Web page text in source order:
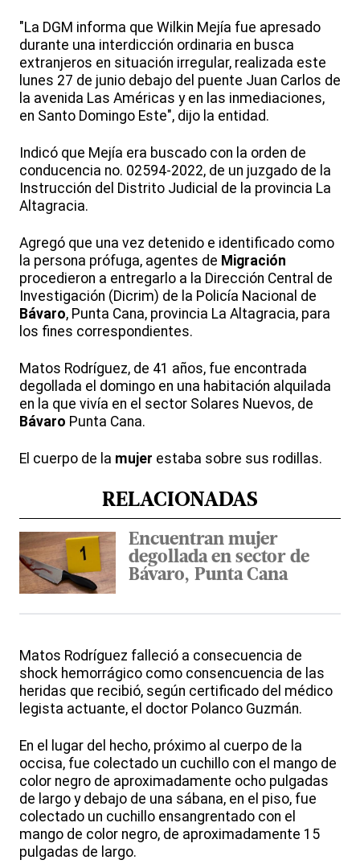
"La DGM informa que Wilkin Mejía fue apresado
durante una interdicción ordinaria en busca
extranjeros en situación irregular, realizada este
lunes 27 de junio debajo del puente Juan Carlos de
la avenida Las Américas y en las inmediaciones,
en Santo Domingo Este", dijo la entidad.
Indicó que Mejía era buscado con la orden de
conducencia no. 02594-2022, de un juzgado de la
Instrucción del Distrito Judicial de la provincia La
Altagracia.
Agregó que una vez detenido e identificado como
la persona prófuga, agentes de Migración
procedieron a entregarlo a la Dirección Central de
Investigación (Dicrim) de la Policía Nacional de
Bávaro, Punta Cana, provincia La Altagracia, para
los fines correspondientes.
Matos Rodríguez, de 41 años, fue encontrada
degollada el domingo en una habitación alquilada
en la que vivía en el sector Solares Nuevos, de
Bávaro Punta Cana.
El cuerpo de la mujer estaba sobre sus rodillas.
RELACIONADAS
Encuentran mujer
degollada en sector de
Bávaro, Punta Cana
Matos Rodríguez falleció a consecuencia de
shock hemorrágico como consencuencia de las
heridas que recibió, según certificado del médico
legista actuante, el doctor Polanco Guzmán.
En el lugar del hecho, próximo al cuerpo de la
occisa, fue colectado un cuchillo con el mango de
color negro de aproximadamente ocho pulgadas
de largo y debajo de una sábana, en el piso, fue
colectado un cuchillo ensangrentado con el
mango de color negro, de aproximadamente 15
pulgadas de largo.